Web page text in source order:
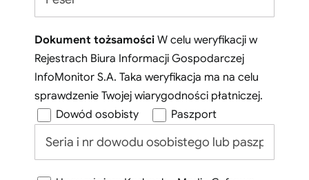
Dokument tożsamości W celu weryfikacji w
Rejestrach Biura Informacji Gospodarczej
InfoMonitor S.A. Taka weryfikacja ma na celu
sprawdzenie Twojej wiarygodności płatniczej.
Dowód osobisty
Paszport